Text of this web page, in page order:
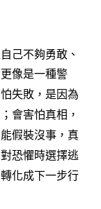
己不夠勇敢、
像是一種警
失敗，是因為
會害怕真相，
假裝沒事，真
恐懼時選擇逃
化成下一步行